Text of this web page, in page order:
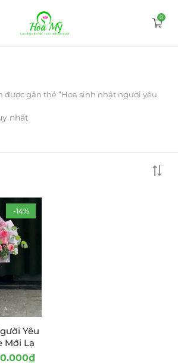
0
được gắn thẻ “Hoa sinh nhật người yêu
nhất
-14%
Yêu
Mới Lạ
₫